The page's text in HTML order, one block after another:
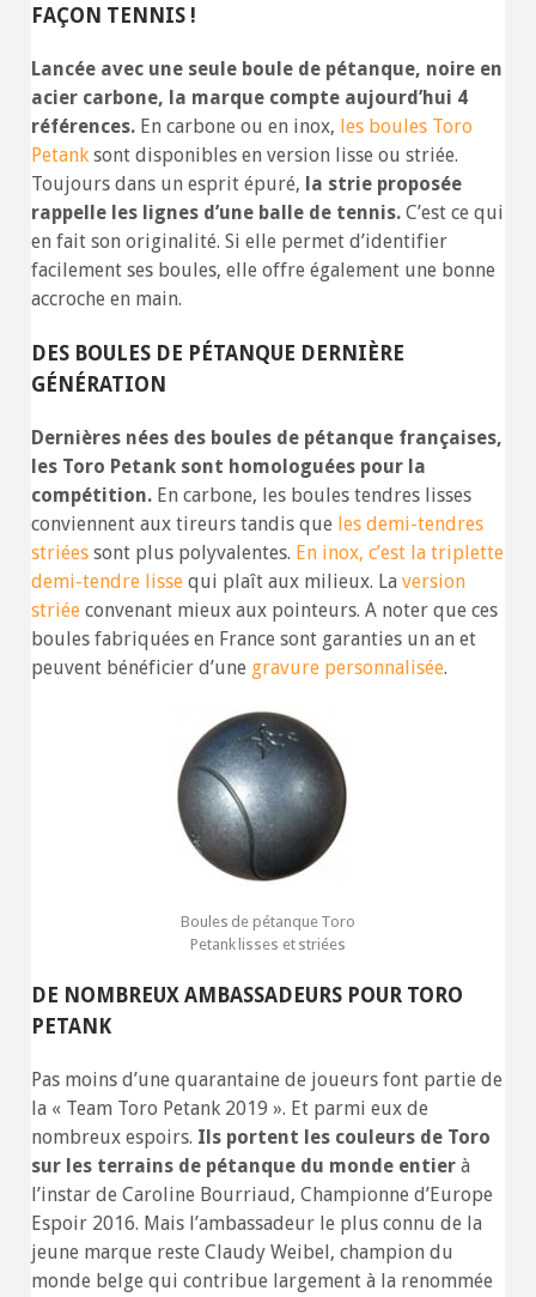
FAÇON TENNIS !
Lancée avec une seule boule de pétanque, noire en
acier carbone, la marque compte aujourd’hui 4
références. En carbone ou en inox, les boules Toro
Petank sont disponibles en version lisse ou striée.
Toujours dans un esprit épuré, la strie proposée
rappelle les lignes d’une balle de tennis. C’est ce qui
en fait son originalité. Si elle permet d’identifier
facilement ses boules, elle offre également une bonne
accroche en main.
DES BOULES DE PÉTANQUE DERNIÈRE
GÉNÉRATION
Dernières nées des boules de pétanque françaises,
les Toro Petank sont homologuées pour la
compétition. En carbone, les boules tendres lisses
conviennent aux tireurs tandis que les demi-tendres
striées sont plus polyvalentes. En inox, c’est la triplette
demi-tendre lisse qui plaît aux milieux. Laversion
striée convenant mieux aux pointeurs. A noter que ces
boules fabriquées en France sont garanties un an et
peuvent bénéficier d’une gravure personnalisée.
Boules de pétanque Toro
Petank lisses et striées
DE NOMBREUX AMBASSADEURS POUR TORO
PETANK
Pas moins d’une quarantaine de joueurs font partie de
la « Team Toro Petank 2019 ». Et parmi eux de
nombreux espoirs. Ils portent les couleurs de Toro
sur les terrains de pétanque du monde entier à
l’instar de Caroline Bourriaud, Championne d’Europe
Espoir 2016. Mais l’ambassadeur le plus connu de la
jeune marque reste Claudy Weibel, champion du
monde belge qui contribue largement à la renommée